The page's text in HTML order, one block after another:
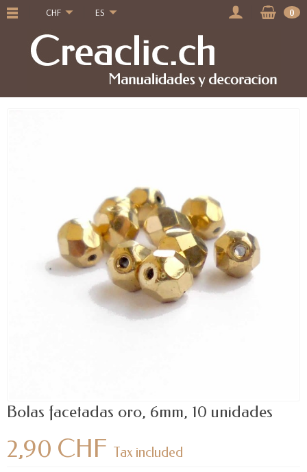
CHF ES 0
Bolas facetadas oro, 6mm, 10 unidades
2,90 CHF Tax included